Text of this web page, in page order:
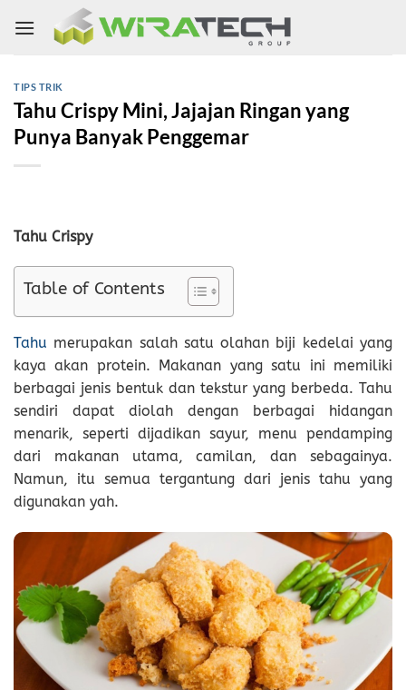
TIPS TRIK
Tahu Crispy Mini, Jajajan Ringan yang
Punya Banyak Penggemar
Tahu Crispy
Table of Contents
Tahu merupakan salah satu olahan biji kedelai yang
kaya akan protein. Makanan yang satu ini memiliki
berbagai jenis bentuk dan tekstur yang berbeda. Tahu
sendiri dapat diolah dengan berbagai hidangan
menarik, seperti dijadikan sayur, menu pendamping
dari makanan utama, camilan, dan sebagainya.
Namun, itu semua tergantung dari jenis tahu yang
digunakan yah.